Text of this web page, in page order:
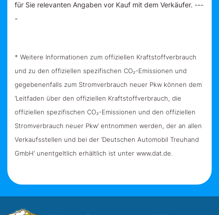
für Sie relevanten Angaben vor Kauf mit dem Verkäufer. ---
-
* Weitere Informationen zum offiziellen Kraftstoffverbrauch
und zu den offiziellen spezifischen CO₂-Emissionen und
gegebenenfalls zum Stromverbrauch neuer Pkw können dem
‘Leitfaden über den offiziellen Kraftstoffverbrauch, die
offiziellen spezifischen CO₂-Emissionen und den offiziellen
Stromverbrauch neuer Pkw’ entnommen werden, der an allen
Verkaufsstellen und bei der ‘Deutschen Automobil Treuhand
GmbH’ unentgeltlich erhältlich ist unter www.dat.de.